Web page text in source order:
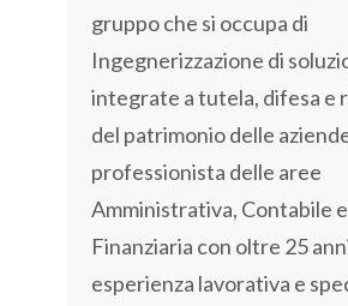
gruppo che si occupa di
Ingegnerizzazione di
integrate a tutela, difesa e
del patrimonio delle
professionista delle aree
Amministrativa, Contabile e
Finanziaria con oltre 25
esperienza lavorativa e